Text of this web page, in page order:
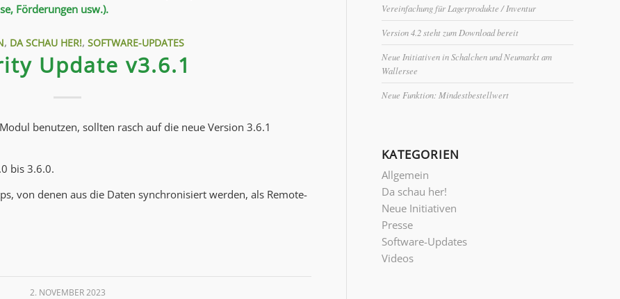
Förderungen usw.).
, DA SCHAU HER!,SOFTWARE-UPDATES
Update v3.6.1
benutzen, sollten rasch auf die neue Version 3.6.1
bis 3.6.0.
von denen aus die Daten synchronisiert werden, als Remote-
2. NOVEMBER 2023
Vereinfachung für Lagerprodukte / Inventur
Version 4.2 steht zum Download bereit
Neue Initiativen in Schalchen und Neumarkt am
Wallersee
Neue Funktion: Mindestbestellwert
KATEGORIEN
Allgemein
Da schau her!
Neue Initiativen
Presse
Software-Updates
Videos